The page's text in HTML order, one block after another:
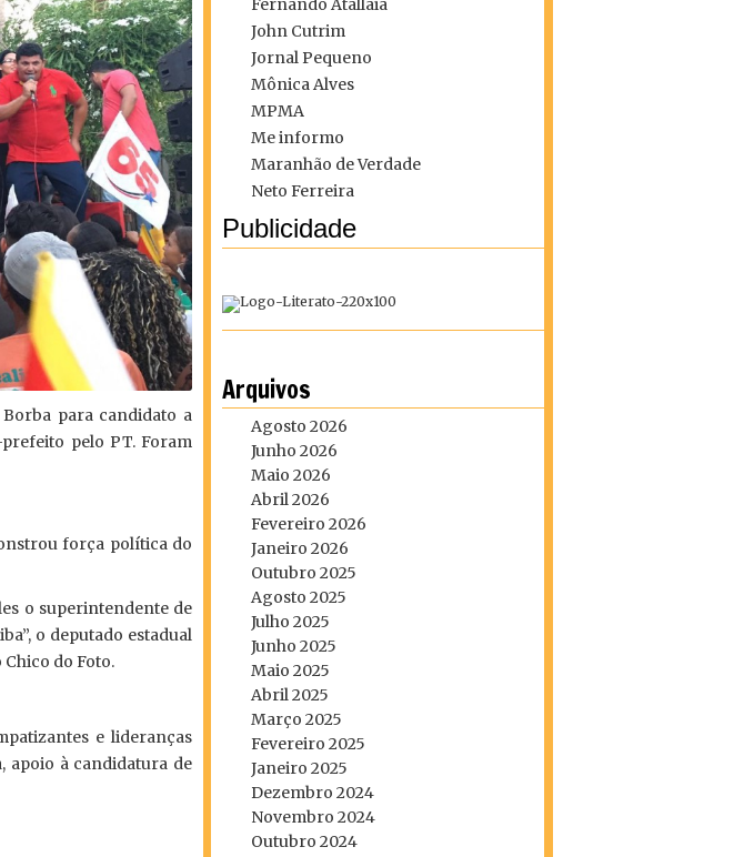
Fernando Atallaia
John Cutrim
Jornal Pequeno
Mônica Alves
MPMA
Me informo
Maranhão de Verdade
Neto Ferreira
Publicidade
Arquivos
Agosto 2026
Junho 2026
Maio 2026
Abril 2026
Fevereiro 2026
Janeiro 2026
Outubro 2025
Agosto 2025
Julho 2025
Junho 2025
Maio 2025
Abril 2025
Março 2025
Fevereiro 2025
Janeiro 2025
Dezembro 2024
Novembro 2024
Outubro 2024
para candidato a
pelo PT. Foram
força política do
o superintendente de
o deputado estadual
do Foto.
e lideranças
apoio à candidatura de